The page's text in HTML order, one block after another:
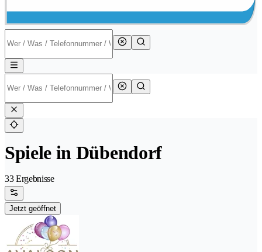
Spiele in Dübendorf
33 Ergebnisse
Jetzt geöffnet